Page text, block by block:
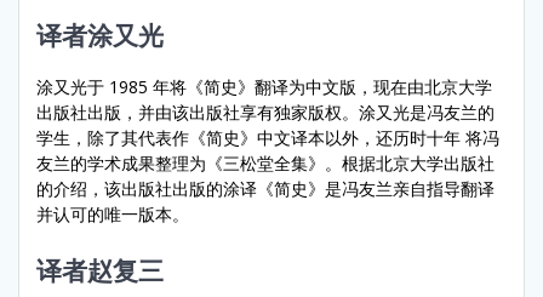
译者涂又光
涂又光于 1985 年将《简史》翻译为中文版，现在由北京大学
出版社出版，并由该出版社享有独家版权。涂又光是冯友兰的
学生，除了其代表作《简史》中文译本以外，还历时十年 将冯
友兰的学术成果整理为《三松堂全集》。根据北京大学出版社
的介绍，该出版社出版的涂译《简史》是冯友兰亲自指导翻译
并认可的唯一版本。
译者赵复三